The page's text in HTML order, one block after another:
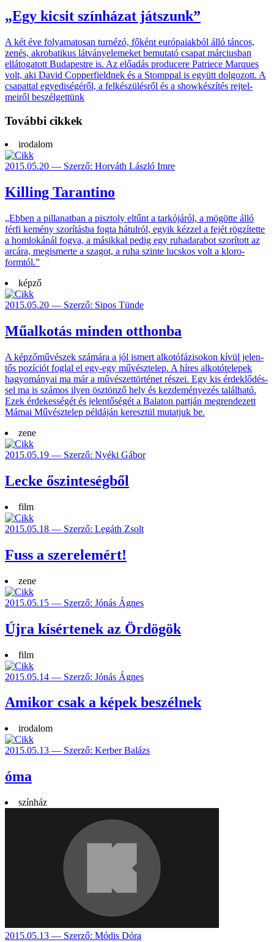
„Egy kicsit színházat játszunk”
A két éve folyama­tosan tur­nézó, főként euró­paiak­ból álló táncos,
zenés, akro­batikus látvány­ele­meket bemu­tató csapat már­cius­ban
elláto­gatott Buda­pestre is. Az elő­adás produ­cere Patriece Marques
volt, aki David Copper­fieldnek és a Stomp­pal is együtt dol­gozott. A
csa­pat­tal egyedi­ségéről, a felké­szülés­ről és a showké­szítés rejtel­
meiről beszél­gettünk
További cikkek
irodalom
2015.05.20 — Szerző: Horváth László Imre
Killing Tarantino
„Ebben a pillanatban a pisztoly eltűnt a tarkó­járól, a mö­götte álló
férfi kemény szorí­tásba fogta hátul­ról, egyik kézzel a fejét rög­zítette
a hom­lokánál fogva, a másik­kal pedig egy ruha­darabot szorí­tott az
arcára, megis­merte a szagot, a ruha szinte lucs­kos volt a kloro­
formtól.”
képző
2015.05.20 — Szerző: Sipos Tünde
Műalkotás minden otthonba
A képzőművészek számára a jól ismert alko­tó­fázi­sokon kívül jelen­
tős pozí­ciót fog­lal el egy-egy művész­telep. A híres alkotó­telepek
hagyo­mányai ma már a művé­szettör­ténet részei. Egy kis érdek­lődés­
sel ma is szá­mos ilyen ösz­tönző hely és kezde­ménye­zés talál­ható.
Ezek érde­kessé­gét és jelen­tőségét a Bala­ton partján megren­dezett
Mámai Művész­telep pél­dáján ke­resz­tül mu­tatjuk be.
zene
2015.05.19 — Szerző: Nyéki Gábor
Lecke őszinteségből
film
2015.05.18 — Szerző: Legáth Zsolt
Fuss a szerelemért!
zene
2015.05.15 — Szerző: Jónás Ágnes
Újra kísértenek az Ördögök
film
2015.05.14 — Szerző: Jónás Ágnes
Amikor csak a képek beszélnek
irodalom
2015.05.13 — Szerző: Kerber Balázs
óma
színház
2015.05.13 — Szerző: Módis Dóra